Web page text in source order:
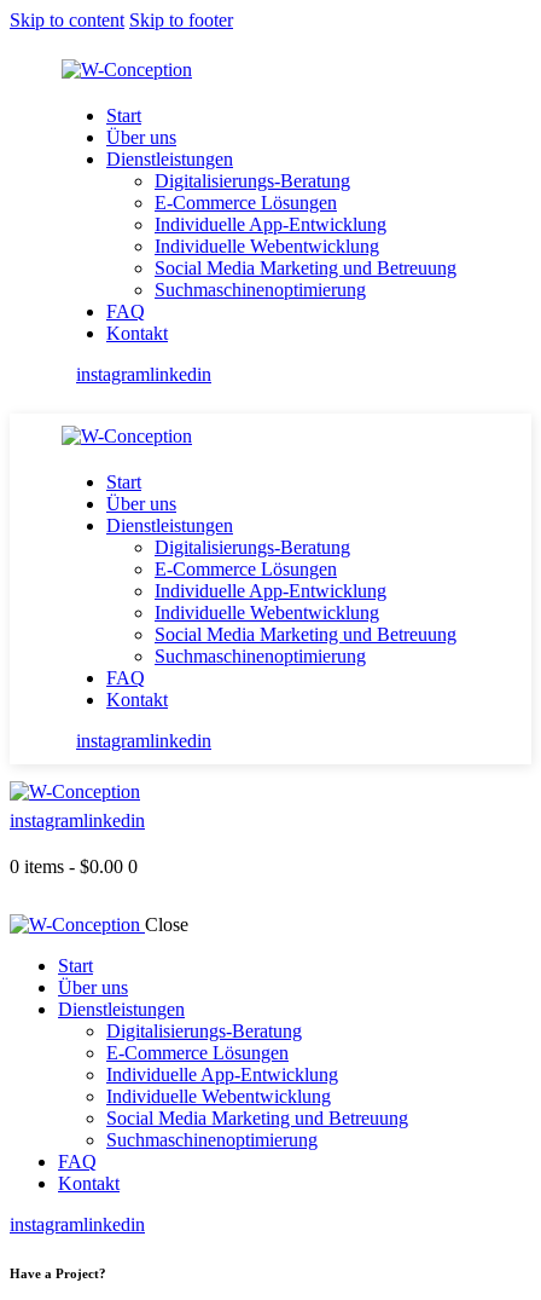
Skip to content Skip to footer
Start
Über uns
Dienstleistungen
Digitalisierungs-Beratung
E-Commerce Lösungen
Individuelle App-Entwicklung
Individuelle Webentwicklung
Social Media Marketing und Betreuung
Suchmaschinenoptimierung
FAQ
Kontakt
instagramlinkedin
Start
Über uns
Dienstleistungen
Digitalisierungs-Beratung
E-Commerce Lösungen
Individuelle App-Entwicklung
Individuelle Webentwicklung
Social Media Marketing und Betreuung
Suchmaschinenoptimierung
FAQ
Kontakt
instagramlinkedin
instagramlinkedin
0 items - $0.00 0
Close
Start
Über uns
Dienstleistungen
Digitalisierungs-Beratung
E-Commerce Lösungen
Individuelle App-Entwicklung
Individuelle Webentwicklung
Social Media Marketing und Betreuung
Suchmaschinenoptimierung
FAQ
Kontakt
instagramlinkedin
Have a Project?